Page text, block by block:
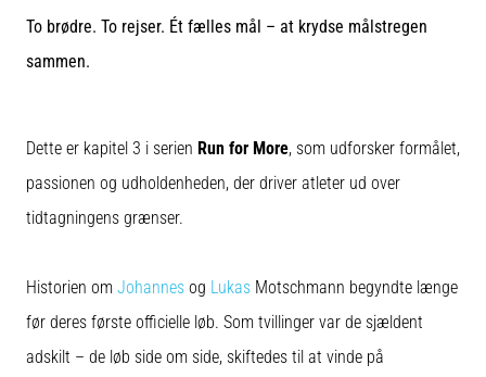
de,
og
de?
praksis
tester
testen
hurtighed,
og
To brødre. To rejser. Ét fælles mål – at krydse målstregen
sammen.
Dette er kapitel 3 i serien Run for More, som udforsker formålet,
passionen og udholdenheden, der driver atleter ud over
tidtagningens grænser.
Historien om Johannes og Lukas Motschmann begyndte længe
før deres første officielle løb. Som tvillinger var de sjældent
adskilt – de løb side om side, skiftedes til at vinde på